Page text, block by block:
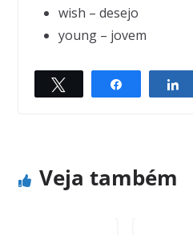
wish – desejo
young – jovem
Compartilhar
← Previous
Next →
Veja também